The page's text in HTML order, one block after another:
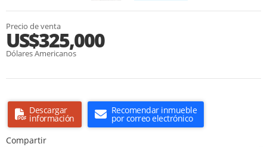
Precio de venta
US$325,000
Dólares Americanos
Descargar
información
Recomendar inmueble
por correo electrónico
Compartir